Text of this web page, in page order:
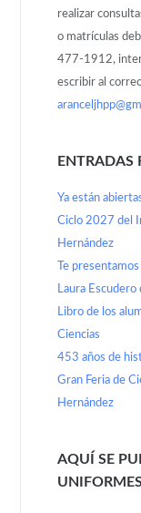
realizar
o matrículas
477-1912,
escribir al
ENTRADAS
Ya están
Ciclo 2027 del
Hernández
Te
Laura Escudero
Libro de los
Ciencias
453 años de
Gran Feria de
Hernández
AQUÍ SE